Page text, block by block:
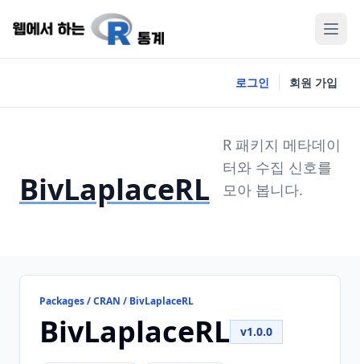
로그인 회원 가입
BivLaplaceRL
R 패키지 메타데이
터와 수집 신호를
모아 봅니다.
Packages / CRAN / BivLaplaceRL
BivLaplaceRL v1.0.0